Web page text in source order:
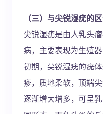
（三）与尖锐湿疣的
尖锐湿疣是由人乳头
病，主要表现为生殖
初期，尖锐湿疣的疣
疹，质地柔软，顶端
逐渐增大增多，可呈